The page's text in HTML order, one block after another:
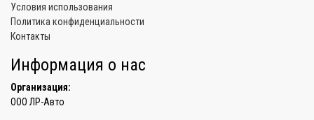
Условия использования
Политика конфиденциальности
Контакты
Информация о нас
Организация:
ООО ЛР-Авто